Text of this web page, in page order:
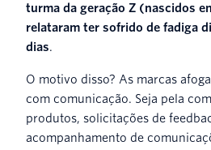
turma da geração Z (nascidos
relataram ter sofrido de fadiga
dias.
O motivo disso? As marcas
com comunicação. Seja pela
produtos, solicitações de
acompanhamento de